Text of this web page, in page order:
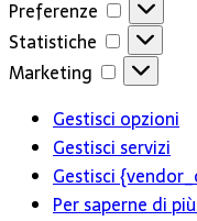
Preferenze
Statistiche
Marketing
Marketing
Gestisci opzioni
Gestisci servizi
Gestisci
Per saperne di